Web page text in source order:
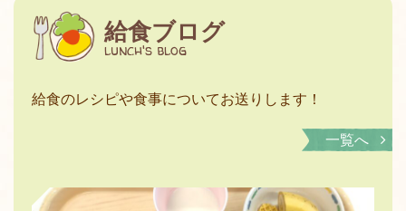
給食ブログ
lunch's blog
給食のレシピや食事についてお送りします！
一覧へ